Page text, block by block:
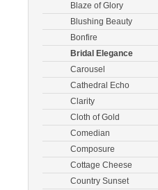
Blaze of Glory
Blushing Beauty
Bonfire
Bridal Elegance
Carousel
Cathedral Echo
Clarity
Cloth of Gold
Comedian
Composure
Cottage Cheese
Country Sunset